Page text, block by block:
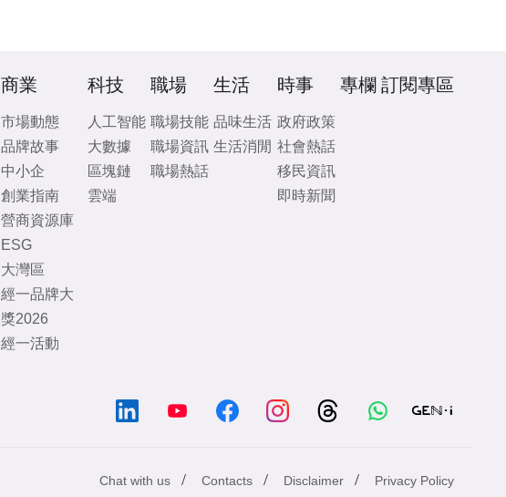
商業
市場動態
品牌故事
中小企
創業指南
營商資源庫
ESG
大灣區
經一品牌大
獎2026
經一活動
科技
人工智能
大數據
區塊鏈
雲端
職場
職場技能
職場資訊
職場熱話
生活
品味生活
生活消閒
時事
政府政策
社會熱話
移民資訊
即時新聞
專欄 訂閱專區
Chat with us / Contacts / Disclaimer / Privacy Policy